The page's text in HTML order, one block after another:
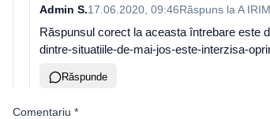
Admin S.17.06.2020, 09:46Răspuns la A
Răspunsul corect la aceasta întrebare este
dintre-situatiile-de-mai-jos-este-interzisa-
Răspunde
Comentariu *